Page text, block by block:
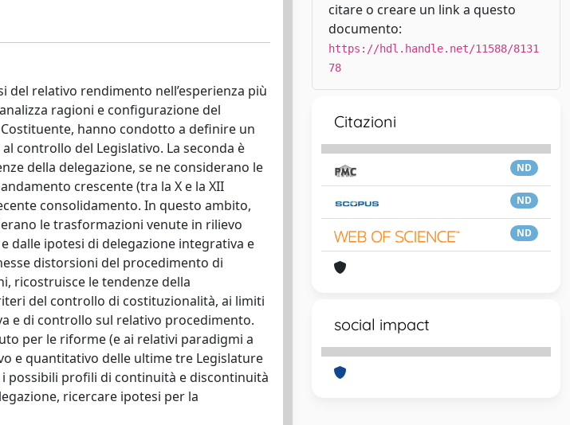
del relativo rendimento nell’esperienza più
ragioni e configurazione del
hanno condotto a definire un
controllo del Legislativo. La seconda è
della delegazione, se ne considerano le
crescente (tra la X e la XII
consolidamento. In questo ambito,
le trasformazioni venute in rilievo
dalle ipotesi di delegazione integrativa e
distorsioni del procedimento di
ricostruisce le tendenze della
del controllo di costituzionalità, ai limiti
e di controllo sul relativo procedimento.
per le riforme (e ai relativi paradigmi a
e quantitativo delle ultime tre Legislature
i possibili profili di continuità e discontinuità
ricercare ipotesi per la
citare o creare un link a questo
documento:
https://hdl.handle.net/11588/8131
78
Citazioni
ND
ND
ND
social impact